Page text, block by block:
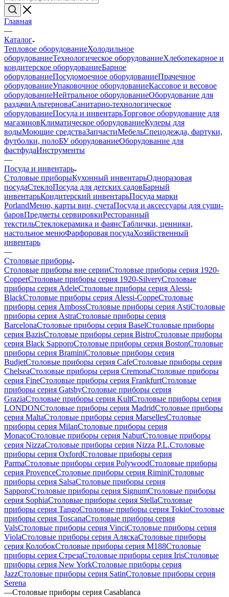
Главная
—
Каталог
Тепловое оборудованиеХолодильное
оборудованиеТехнологическое оборудованиеХлебопекарное и
кондитерское оборудованиеБарное
оборудованиеПосудомоечное оборудованиеПрачечное
оборудованиеУпаковочное оборудованиеКассовое и весовое
оборудованиеНейтральное оборудованиеОборудование для
раздачиАльтерноваСанитарно-технологическое
оборудованиеПосуда и инвентарьТорговое оборудование для
магазиновКлиматическое оборудованиеКулеры для
водыМоющие средстваЗапчастиМебельСпецодежда, фартуки,
футболки, полоБУ оборудованиеОборудование для
фастфудаИнструменты
—
Посуда и инвентарь
Столовые приборыКухонный инвентарьОдноразовая
посудаСтеклоПосуда для детских садовБарный
инвентарьКондитерский инвентарьПосуда марки
PorlandМеню, карты вин, счетаПосуда и аксессуары для суши-
баровПредметы сервировкиРесторанный
текстильСтеклокерамика и фаянсТаблички, ценники,
настольное менюФарфоровая посудаХозяйственный
инвентарь
—
Столовые приборы
Столовые приборы вне серииСтоловые приборы серия 1920-
CopperСтоловые приборы серия 1920-SilveryСтоловые
приборы серия AdeleСтоловые приборы серия Alessi-
BlackСтоловые приборы серия Alessi-CoppeСтоловые
приборы серия AmbossСтоловые приборы серия AstiСтоловые
приборы серия AstraСтоловые приборы серия
BarcelonaСтоловые приборы серия BaselСтоловые приборы
серия BazisСтоловые приборы серия BistroСтоловые приборы
серия Black SapporoСтоловые приборы серия BostonСтоловые
приборы серия BraminiСтоловые приборы серия
BudjetСтоловые приборы серия CafeСтоловые приборы серия
ChelseaСтоловые приборы серия CremonaСтоловые приборы
серия FineСтоловые приборы серия FrankfurtСтоловые
приборы серия GatsbyСтоловые приборы серия
GraziaСтоловые приборы серия KultСтоловые приборы серия
LONDONСтоловые приборы серия MadridСтоловые приборы
серия MaltaСтоловые приборы серия MarsellesСтоловые
приборы серия MilanСтоловые приборы серия
MonacoСтоловые приборы серия NaburСтоловые приборы
серия NizzaСтоловые приборы серия Nizza P.L.Столовые
приборы серия OxfordСтоловые приборы серия
ParmaСтоловые приборы серия PolywoodСтоловые приборы
серия ProvenceСтоловые приборы серия RiminiСтоловые
приборы серия SalsaСтоловые приборы серия
SapporoСтоловые приборы серия SignumСтоловые приборы
серия SophiaСтоловые приборы серия StellaСтоловые
приборы серия TangoСтоловые приборы серия TokioСтоловые
приборы серия ToscanaСтоловые приборы серия
ValsСтоловые приборы серия VinciСтоловые приборы серия
ViolaСтоловые приборы серия АляскаСтоловые приборы
серия КолобокСтоловые приборы серия М188Столовые
приборы серия СтрезаСтоловые приборы серия IrisСтоловые
приборы серия New YorkСтоловые приборы серия
JazzСтоловые приборы серия SatinСтоловые приборы серия
Serena
—Столовые приборы серия Casablanca